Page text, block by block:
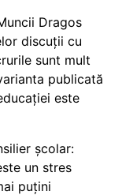
Dragos
discuții cu
sunt mult
publicată
este
școlar:
un stres
puțini